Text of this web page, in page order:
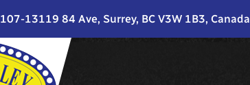
107-13119 84 Ave, Surrey, BC V3W 1B3, Canada